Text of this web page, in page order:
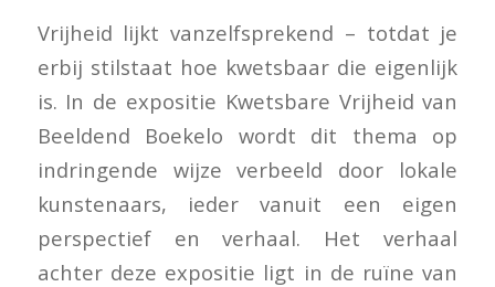
Vrijheid lijkt vanzelfsprekend – totdat je
erbij stilstaat hoe kwetsbaar die eigenlijk
is. In de expositie Kwetsbare Vrijheid van
Beeldend Boekelo wordt dit thema op
indringende wijze verbeeld door lokale
kunstenaars, ieder vanuit een eigen
perspectief en verhaal. Het verhaal
achter deze expositie ligt in de ruïne van